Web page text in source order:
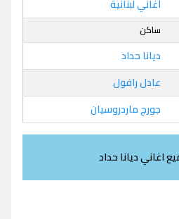
أغاني لبنانية
ساكن
ديانا حداد
عادل رافول
جورج ماردروسيان
اغاني ديانا حداد